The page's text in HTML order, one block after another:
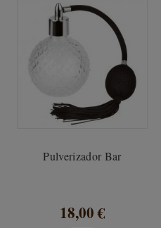
Pulverizador Bar
18,00 €